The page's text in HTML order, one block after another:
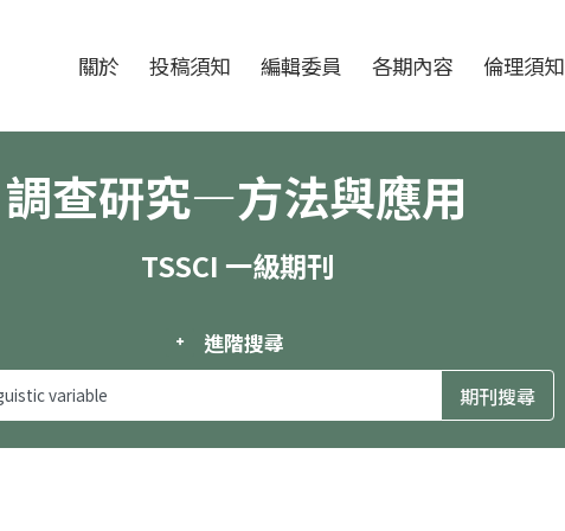
關於 投稿須知 編輯委員 各期內容 倫理須知
調查研究—方法與應用
TSSCI 一級期刊
進階搜尋